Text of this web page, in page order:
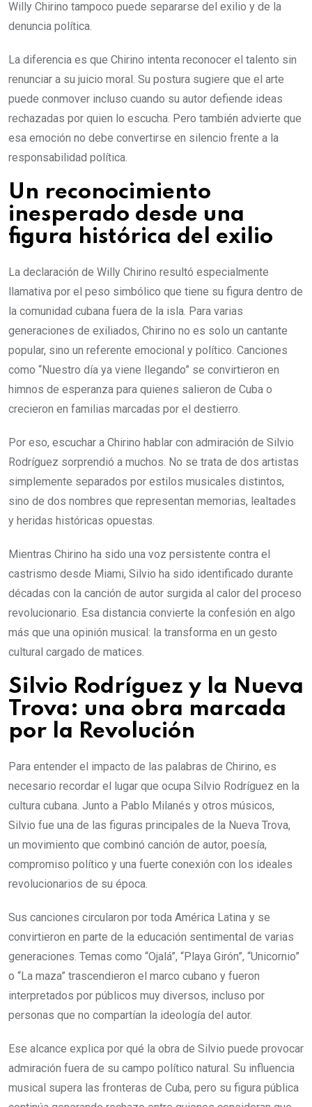
Willy Chirino tampoco puede separarse del exilio y de la
denuncia política.
La diferencia es que Chirino intenta reconocer el talento sin
renunciar a su juicio moral. Su postura sugiere que el arte
puede conmover incluso cuando su autor defiende ideas
rechazadas por quien lo escucha. Pero también advierte que
esa emoción no debe convertirse en silencio frente a la
responsabilidad política.
Un reconocimiento
inesperado desde una
figura histórica del exilio
La declaración de Willy Chirino resultó especialmente
llamativa por el peso simbólico que tiene su figura dentro de
la comunidad cubana fuera de la isla. Para varias
generaciones de exiliados, Chirino no es solo un cantante
popular, sino un referente emocional y político. Canciones
como “Nuestro día ya viene llegando” se convirtieron en
himnos de esperanza para quienes salieron de Cuba o
crecieron en familias marcadas por el destierro.
Por eso, escuchar a Chirino hablar con admiración de Silvio
Rodríguez sorprendió a muchos. No se trata de dos artistas
simplemente separados por estilos musicales distintos,
sino de dos nombres que representan memorias, lealtades
y heridas históricas opuestas.
Mientras Chirino ha sido una voz persistente contra el
castrismo desde Miami, Silvio ha sido identificado durante
décadas con la canción de autor surgida al calor del proceso
revolucionario. Esa distancia convierte la confesión en algo
más que una opinión musical: la transforma en un gesto
cultural cargado de matices.
Silvio Rodríguez y la Nueva
Trova: una obra marcada
por la Revolución
Para entender el impacto de las palabras de Chirino, es
necesario recordar el lugar que ocupa Silvio Rodríguez en la
cultura cubana. Junto a Pablo Milanés y otros músicos,
Silvio fue una de las figuras principales de la Nueva Trova,
un movimiento que combinó canción de autor, poesía,
compromiso político y una fuerte conexión con los ideales
revolucionarios de su época.
Sus canciones circularon por toda América Latina y se
convirtieron en parte de la educación sentimental de varias
generaciones. Temas como “Ojalá”, “Playa Girón”, “Unicornio”
o “La maza” trascendieron el marco cubano y fueron
interpretados por públicos muy diversos, incluso por
personas que no compartían la ideología del autor.
Ese alcance explica por qué la obra de Silvio puede provocar
admiración fuera de su campo político natural. Su influencia
musical supera las fronteras de Cuba, pero su figura pública